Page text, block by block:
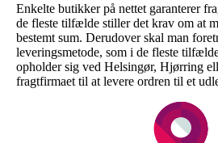
Enkelte butikker på nettet garanterer
de fleste tilfælde stiller det krav om at
bestemt sum. Derudover skal man
leveringsmetode, som i de fleste
opholder sig ved Helsingør, Hjørring
fragtfirmaet til at levere ordren til et